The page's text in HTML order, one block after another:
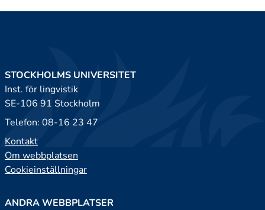
STOCKHOLMS UNIVERSITET
Inst. för lingvistik
SE-106 91 Stockholm
Telefon: 08-16 23 47
Kontakt
Om webbplatsen
Cookieinställningar
ANDRA WEBBPLATSER